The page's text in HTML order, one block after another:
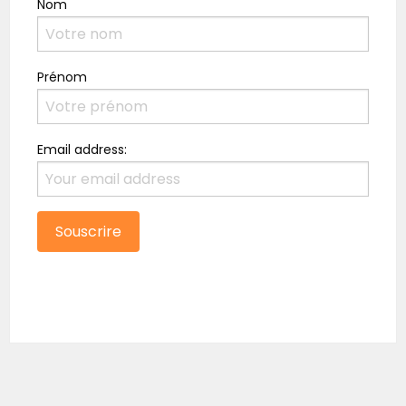
Nom
Prénom
Email address: